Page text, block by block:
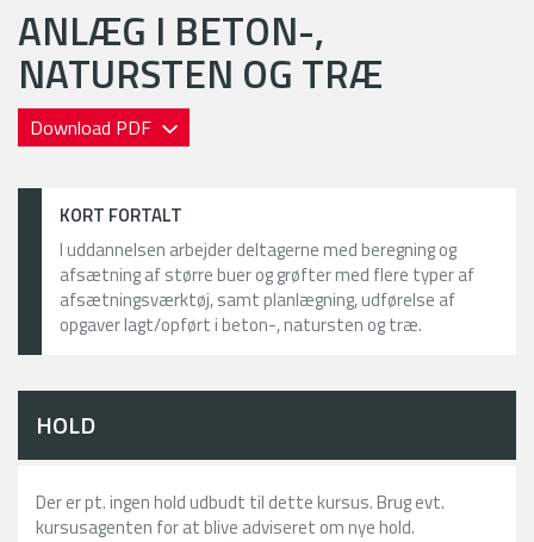
ANLÆG I BETON-,
NATURSTEN OG TRÆ
Download PDF
KORT FORTALT
I uddannelsen arbejder deltagerne med beregning og
afsætning af større buer og grøfter med flere typer af
afsætningsværktøj, samt planlægning, udførelse af
opgaver lagt/opført i beton-, natursten og træ.
HOLD
Der er pt. ingen hold udbudt til dette kursus. Brug evt.
kursusagenten for at blive adviseret om nye hold.